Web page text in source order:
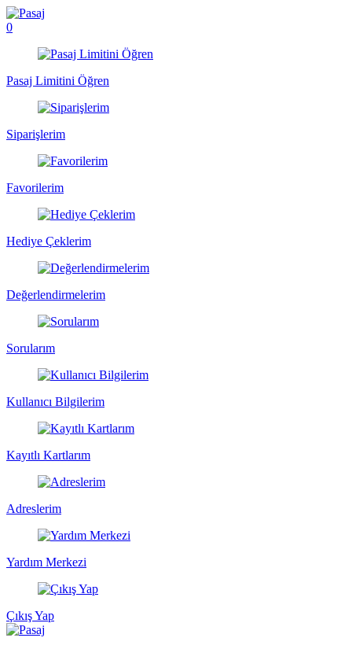
0
Pasaj Limitini Öğren
Siparişlerim
Favorilerim
Hediye Çeklerim
Değerlendirmelerim
Sorularım
Kullanıcı Bilgilerim
Kayıtlı Kartlarım
Adreslerim
Yardım Merkezi
Çıkış Yap